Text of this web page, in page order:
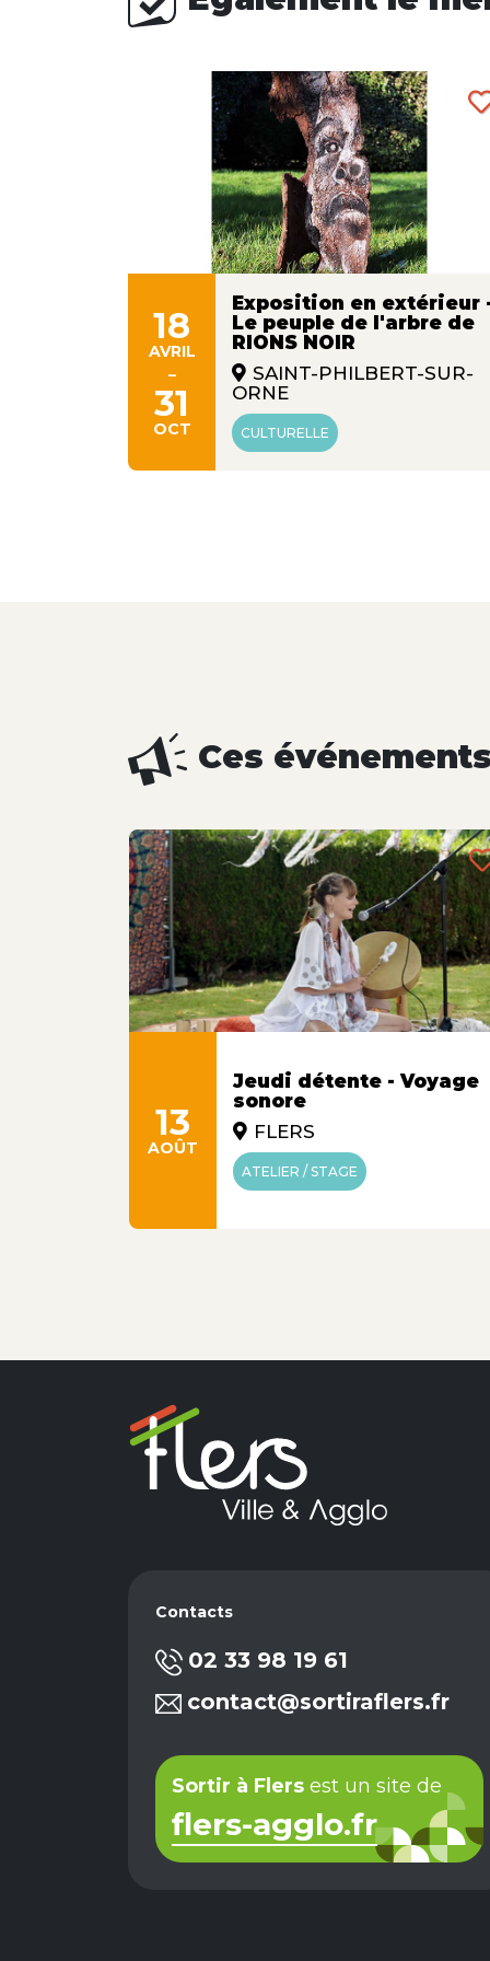
18
AVRIL
-
31
OCT
Exposition en extérieur
Le peuple de l'arbre de
RIONS NOIR
SAINT-PHILBERT-SUR-
ORNE
CULTURELLE
Ces
13
AOÛT
Jeudi détente - Voyage
sonore
FLERS
ATELIER / STAGE
Contacts
02 33 98 19 61
contact@sortiraflers.fr
Sortir à Flers est un site de
flers-agglo.fr